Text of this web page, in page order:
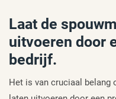
Laat de
uitvoeren door
bedrijf.
Het is van cruciaal